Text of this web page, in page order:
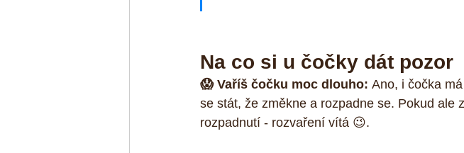
Na co si u čočky dát pozor
😱 Vaříš čočku moc dlouho: Ano, i čočka
se stát, že změkne a rozpadne se. Pokud ale
rozpadnutí - rozvaření vítá 😉.